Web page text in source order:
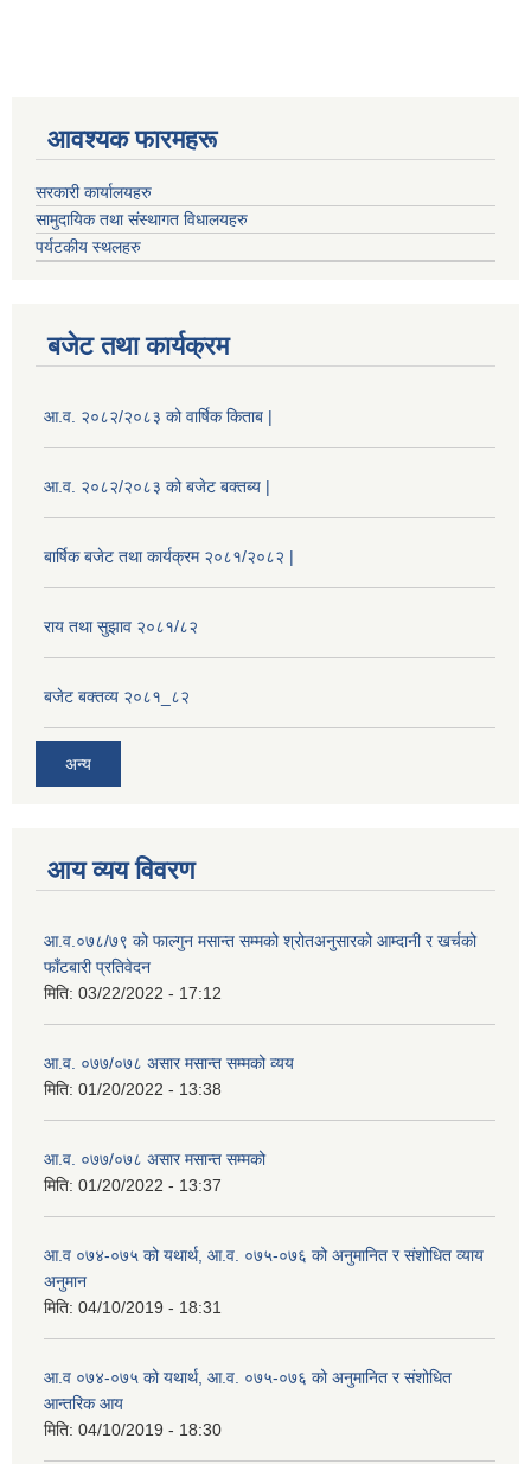
आवश्यक फारमहरू
सरकारी कार्यालयहरु
सामुदायिक तथा संस्थागत विधालयहरु
पर्यटकीय स्थलहरु
बजेट तथा कार्यक्रम
आ.व. २०८२/२०८३ को वार्षिक किताब |
आ.व. २०८२/२०८३ को बजेट बक्तब्य |
बार्षिक बजेट तथा कार्यक्रम २०८१/२०८२ |
राय तथा सुझाव २०८१/८२
बजेट बक्तव्य २०८१_८२
अन्य
आय व्यय विवरण
आ.व.०७८/७९ को फाल्गुन मसान्त सम्मको श्रोतअनुसारको आम्दानी र खर्चको
फाँटबारी प्रतिवेदन
मिति: 03/22/2022 - 17:12
आ.व. ०७७/०७८ असार मसान्त सम्मको व्यय
मिति: 01/20/2022 - 13:38
आ.व. ०७७/०७८ असार मसान्त सम्मको
मिति: 01/20/2022 - 13:37
आ.व ०७४-०७५ को यथार्थ, आ.व. ०७५-०७६ को अनुमानित र संशोधित व्याय
अनुमान
मिति: 04/10/2019 - 18:31
आ.व ०७४-०७५ को यथार्थ, आ.व. ०७५-०७६ को अनुमानित र संशोधित
आन्तरिक आय
मिति: 04/10/2019 - 18:30